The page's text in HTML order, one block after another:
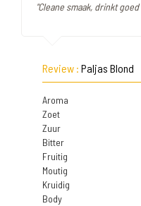
"Cleane smaak, drinkt
Review : Paljas Blond
Aroma
Zoet
Zuur
Bitter
Fruitig
Moutig
Kruidig
Body